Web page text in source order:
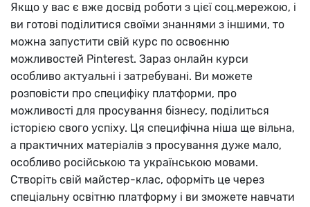
Якщо у вас є вже досвід роботи з цієї соц.мережою, і
ви готові поділитися своїми знаннями з іншими, то
можна запустити свій курс по освоєнню
можливостей Pinterest. Зараз онлайн курси
особливо актуальні і затребувані. Ви можете
розповісти про специфіку платформи, про
можливості для просування бізнесу, поділиться
історією свого успіху. Ця специфічна ніша ще вільна,
а практичних матеріалів з просування дуже мало,
особливо російською та українською мовами.
Створіть свій майстер-клас, оформіть це через
спеціальну освітню платформу і ви зможете навчати